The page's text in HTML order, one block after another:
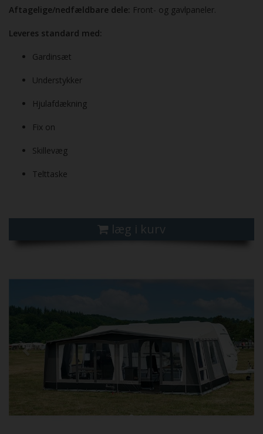
Aftagelige/nedfældbare dele: Front- og gavlpaneler.
Leveres standard med:
Gardinsæt
Understykker
Hjulafdækning
Fix on
Skillevæg
Telttaske
læg i kurv